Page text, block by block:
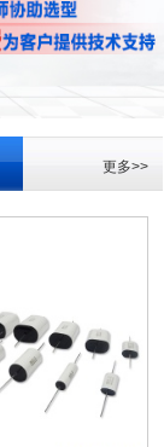
更多>>